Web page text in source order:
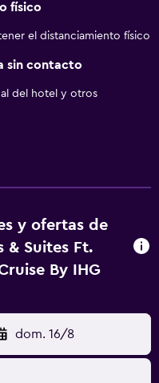
se ofrecen
existir restricciones).
incluyen una piscina
físico
el distanciamiento físico
sin contacto
del hotel y otros
y ofertas de
& Suites Ft.
By IHG
dom. 16/8